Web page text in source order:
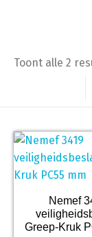
Toont alle 2
Nemef
Greep-Kruk